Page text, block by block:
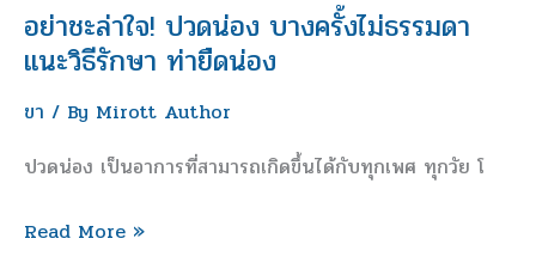
อย่าชะล่าใจ! ปวดน่อง บางครั้งไม่ธรรมดา
แนะวิธีรักษา ท่ายืดน่อง
ขา / By Mirott Author
ปวดน่อง เป็นอาการที่สามารถเกิดขึ้นได้กับทุกเพศ ทุกวัย โ
ธรรมดา
แนะ
รักษา
ท่า
น่อง
Read More »